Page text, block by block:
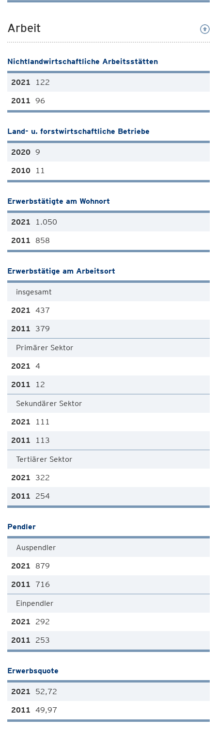
Arbeit
Nichtlandwirtschaftliche Arbeitsstätten
122
96
Land- u. forstwirtschaftliche Betriebe
9
11
Erwerbstätigte am Wohnort
1.050
858
Erwerbstätige am Arbeitsort
insgesamt
437
379
Primärer Sektor
4
12
Sekundärer Sektor
111
113
Tertiärer Sektor
322
254
Pendler
Auspendler
879
716
Einpendler
292
253
Erwerbsquote
52,72
49,97